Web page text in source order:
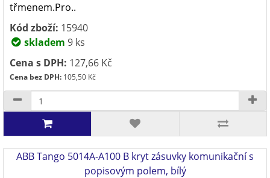
třmenem.Pro..
Kód zboží: 15940
skladem 9 ks
Cena s DPH: 127,66 Kč
Cena bez DPH: 105,50 Kč
ABB Tango 5014A-A100 B kryt zásuvky komunikační s
popisovým polem, bílý